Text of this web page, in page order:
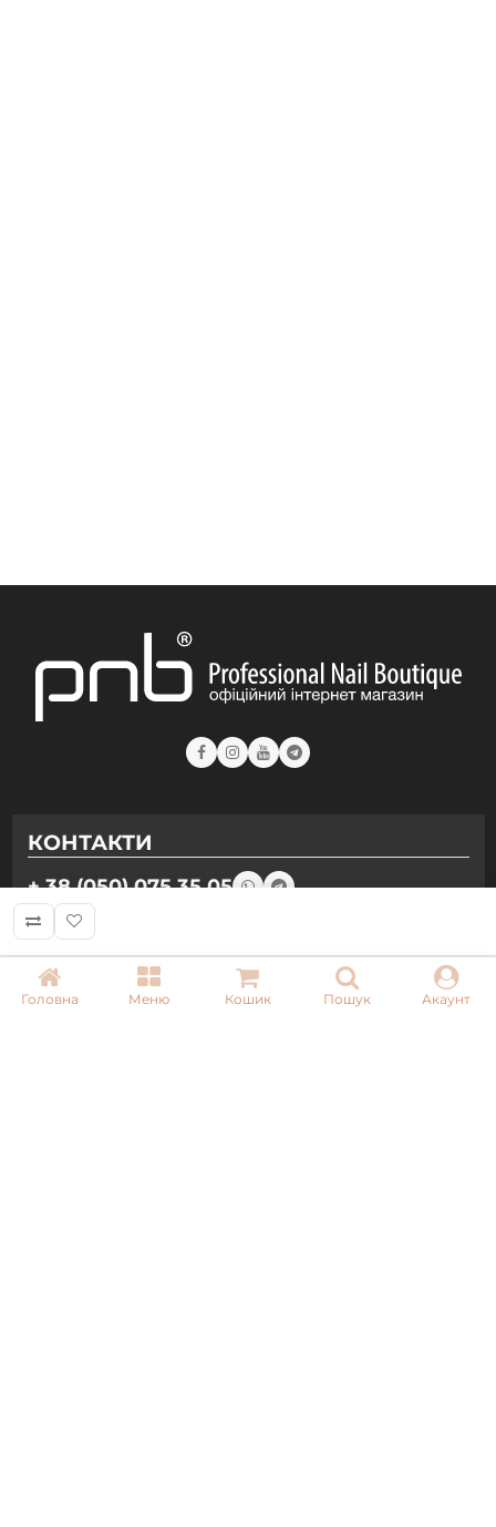
Головна Меню Кошик Пошук Акаунт
КОНТАКТИ
+ 38 (050) 075 35 05
+ 38 (097) 075 35 05
+ 38 (093) 075 35 05